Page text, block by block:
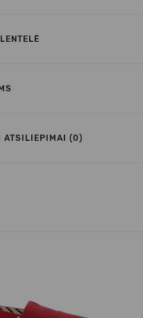
ATSILIEPIMAI (0)